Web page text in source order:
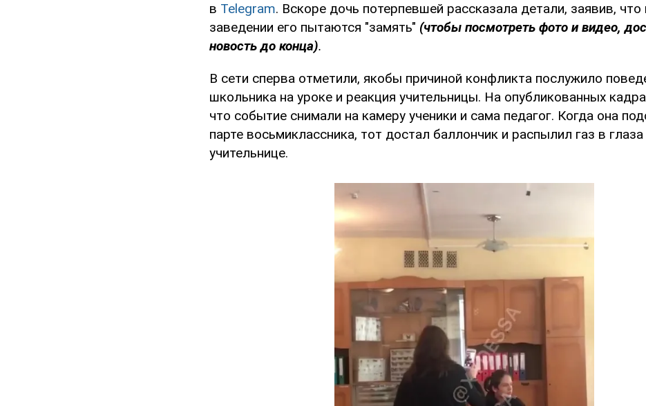
в Telegram. Вскоре дочь потерпевшей рассказала детали, заявив, что
заведении его пытаются "замять" (чтобы посмотреть фото и видео,
новость до конца).
В сети сперва отметили, якобы причиной конфликта послужило
школьника на уроке и реакция учительницы. На опубликованных
что событие снимали на камеру ученики и сама педагог. Когда она
парте восьмиклассника, тот достал баллончик и распылил газ в глаза
учительнице.